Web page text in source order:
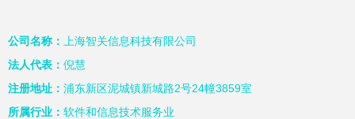
公司名称：
上海智关信息科技有限公司
法人代表： 倪慧
注册地址： 浦东新区泥城镇新城路2号24幢3859室
所属行业： 软件和信息技术服务业